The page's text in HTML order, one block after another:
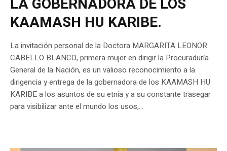
KAAMASH HU KARIBE.
La invitación personal de la Doctora MARGARITA LEONOR
CABELLO BLANCO, primera mujer en dirigir la Procuraduría
General de la Nación, es un valioso reconocimiento a la
dirigencia y entrega de la gobernadora de los KAAMASH HU
KARIBE a los asuntos de su etnia y a su constante trasegar
para visibilizar ante el mundo los usos,...